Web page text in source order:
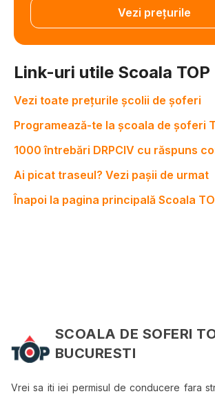
Vezi prețurile
Link-uri utile Scoala TOP
Vezi toate prețurile școlii de șoferi
Programează-te la școala de șoferi
1000 întrebări DRPCIV cu răspuns
Ai picat traseul? Vezi pașii de urmat
Înapoi la pagina principală Scoala
SCOALA DE SOFERI
BUCURESTI
Vrei sa iti iei permisul de conducere fara